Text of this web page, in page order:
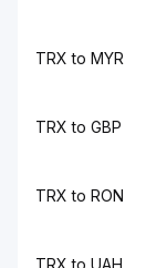
TRX to MYR
TRX to GBP
TRX to RON
TRX to UAH